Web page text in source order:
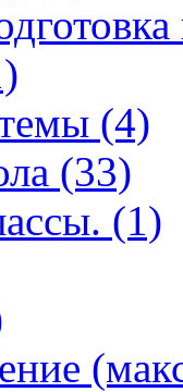
(4)
(33)
(1)